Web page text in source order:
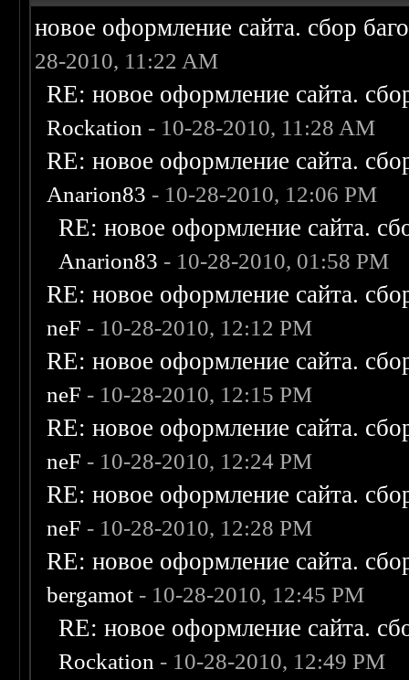
новое оформление сайта. сбор
28-2010, 11:22 AM
RE: новое оформление сайта.
Rockation - 10-28-2010, 11:28 AM
RE: новое оформление сайта.
Anarion83 - 10-28-2010, 12:06 PM
RE: новое оформление сайта.
Anarion83 - 10-28-2010, 01:58 PM
RE: новое оформление сайта.
neF - 10-28-2010, 12:12 PM
RE: новое оформление сайта.
neF - 10-28-2010, 12:15 PM
RE: новое оформление сайта.
neF - 10-28-2010, 12:24 PM
RE: новое оформление сайта.
neF - 10-28-2010, 12:28 PM
RE: новое оформление сайта.
bergamot - 10-28-2010, 12:45 PM
RE: новое оформление сайта.
Rockation - 10-28-2010, 12:49 PM